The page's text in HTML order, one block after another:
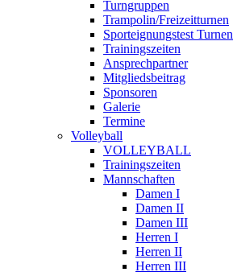
Turngruppen
Trampolin/Freizeitturnen
Sporteignungstest Turnen
Trainingszeiten
Ansprechpartner
Mitgliedsbeitrag
Sponsoren
Galerie
Termine
Volleyball
VOLLEYBALL
Trainingszeiten
Mannschaften
Damen I
Damen II
Damen III
Herren I
Herren II
Herren III